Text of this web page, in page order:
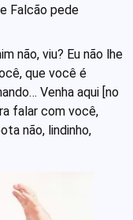
Falcão pede
não, viu? Eu não lhe
que você é
Venha aqui [no
falar com você,
não, lindinho,